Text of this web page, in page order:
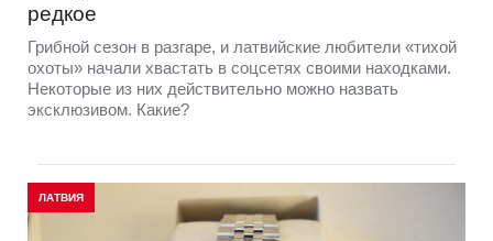
редкое
Грибной сезон в разгаре, и латвийские любители «тихой
охоты» начали хвастать в соцсетях своими находками.
Некоторые из них действительно можно назвать
эксклюзивом. Какие?
ЛАТВИЯ